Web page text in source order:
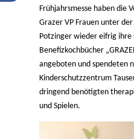
Frühjahrsmesse haben die
Grazer VP Frauen unter der
Potzinger wieder eifrig ihre
Benefizkochbücher
angeboten und spendeten
Kinderschutzzentrum
dringend benötigten
und Spielen.